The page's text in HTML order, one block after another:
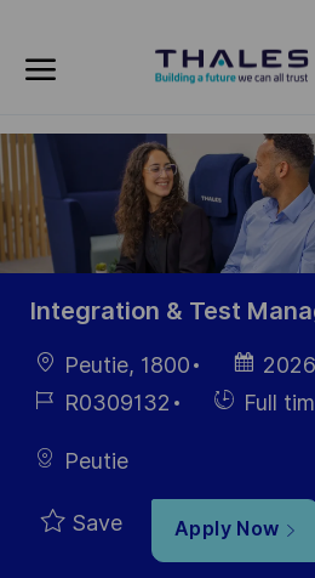
-
Integration & Test
LocationPeutie, 1800
Posted
Date
Job R0309132
HiringFull
Peutie
Save Apply Now